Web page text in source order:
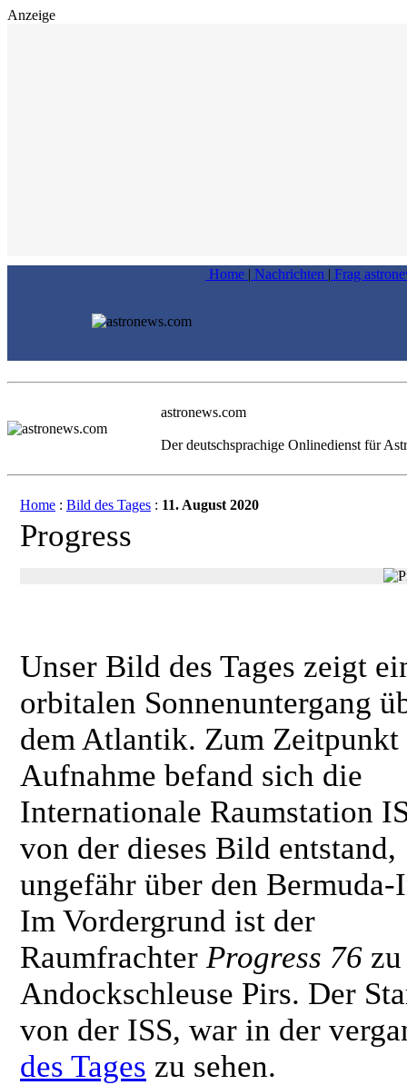
Anzeige
Home | Nachrichten | Frag
astronews.com
Der deutschsprachige Onlinedienst für
Home : Bild des Tages : 11. August 2020
Progress
Unser Bild des Tages zeigt
orbitalen Sonnenuntergang
dem Atlantik. Zum Zeitpunkt
Aufnahme befand sich die
Internationale Raumstation
von der dieses Bild entstand,
ungefähr über den Bermuda-
Im Vordergrund ist der
Raumfrachter Progress 76
Andockschleuse Pirs. Der
von der ISS, war in der
des Tages zu sehen.